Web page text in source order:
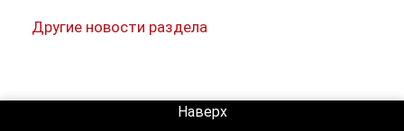
Другие новости раздела
Наверх